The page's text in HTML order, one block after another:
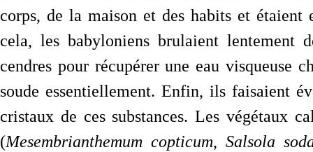
corps, de la maison et des habits et
cela, les babyloniens brulaient lentement
cendres pour récupérer une eau visqueuse
soude essentiellement. Enfin, ils faisaient
cristaux de ces substances. Les végétaux
(Mesembrianthemum copticum,Salsola